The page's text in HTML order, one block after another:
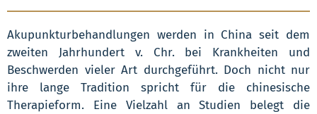
Akupunkturbehandlungen werden in China seit dem
zweiten Jahrhundert v. Chr. bei Krankheiten und
Beschwerden vieler Art durchgeführt. Doch nicht nur
ihre lange Tradition spricht für die chinesische
Therapieform. Eine Vielzahl an Studien belegt die